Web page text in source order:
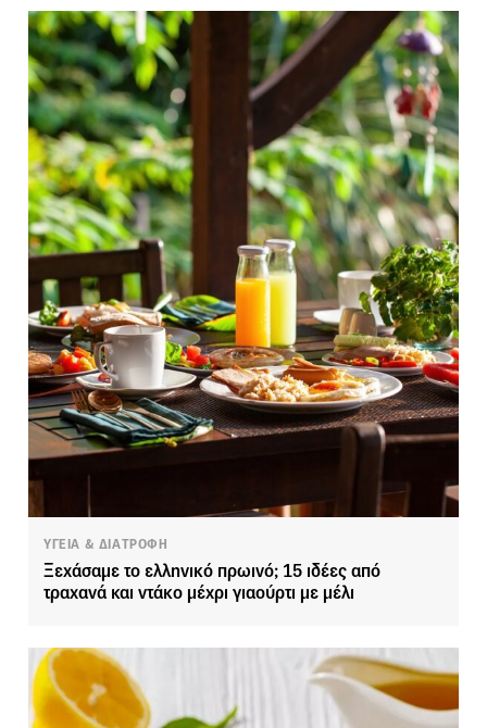
ΥΓΕΙΑ & ΔΙΑΤΡΟΦΗ
Ξεχάσαμε το ελληνικό πρωινό; 15 ιδέες από
τραχανά και ντάκο μέχρι γιαούρτι με μέλι